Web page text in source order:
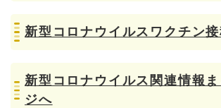
新型コロナウイルスワクチン
新型コロナウイルス関連情報
ジへ